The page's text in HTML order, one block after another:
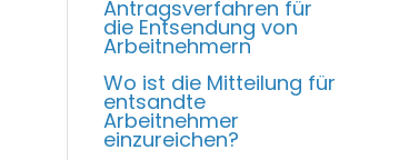
Antragsverfahren für
die Entsendung von
Arbeitnehmern
Wo ist die Mitteilung für
entsandte
Arbeitnehmer
einzureichen?